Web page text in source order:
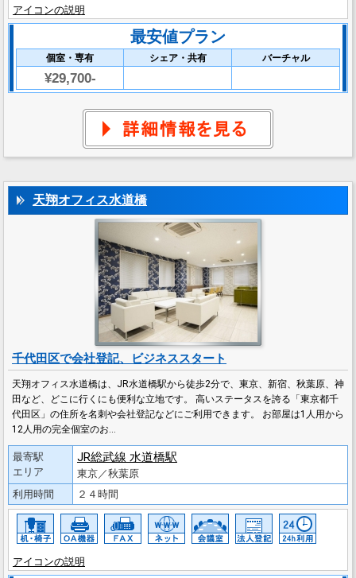
アイコンの説明
最安値プラン
個室・専有 シェア・共有 バーチャル
¥29,700-
天翔オフィス水道橋
千代田区で会社登記、ビジネススタート
天翔オフィス水道橋は、JR水道橋駅から徒歩2分で、東京、新宿、秋葉原、神
田など、どこに行くにも便利な立地です。 高いステータスを誇る「東京都千
代田区」の住所を名刺や会社登記などにご利用できます。 お部屋は1人用から
12人用の完全個室のお…
最寄駅
エリア
JR総武線 水道橋駅
東京／秋葉原
利用時間
２４時間
アイコンの説明